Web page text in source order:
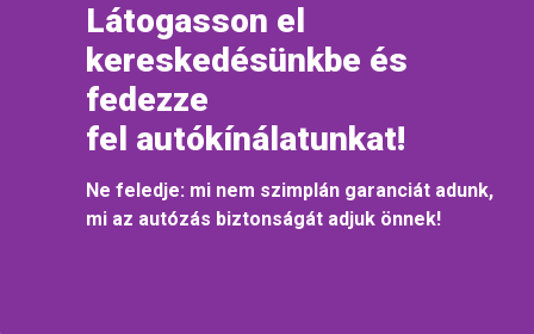
Látogasson el
kereskedésünkbe és
fedezze
fel autókínálatunkat!
Ne feledje: mi nem szimplán garanciát adunk,
mi az autózás biztonságát adjuk önnek!